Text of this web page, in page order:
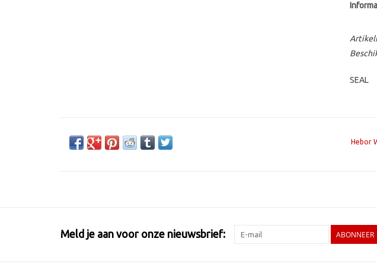
SEAL
Hebor
Meld je aan voor onze nieuwsbrief: ABONNEER